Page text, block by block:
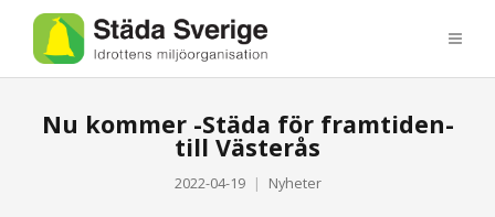
Nu kommer -Städa för framtiden-
till Västerås
2022-04-19 Nyheter